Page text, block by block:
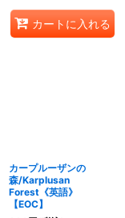
カートに入れる
カープルーザンの
森/Karplusan
Forest《英語》
【EOC】